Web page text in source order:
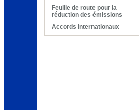
Feuille de route pour la
réduction des émissions
Accords internationaux